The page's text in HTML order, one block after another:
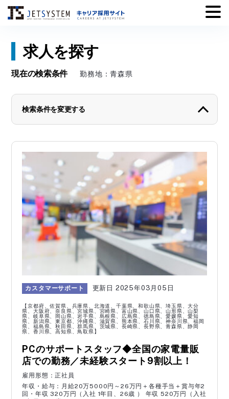
content
求人を探す
現在の検索条件 勤務地：青森県
検索条件を変更する
北海道 青森県 岩手県
宮城県 秋田県
福島県 茨城県 栃木県
群馬県 埼玉県 千葉県
東京都 神奈川県 新潟県
富山県 石川県 福井県
岐阜県
愛知県 三重県
滋賀県 京都府 大阪府
兵庫県
鳥取県 島根県 岡山県
広島県
香川県 愛媛県 高知県
福岡県 佐賀県 長崎県
熊本県 大分県 宮崎県
カスタマーサポート 2025年03月05日
【京都府、佐賀県、兵庫県、北海道、千葉県、和歌山県、埼玉県、大分
県、大阪府、奈良県、宮城県、宮崎県、富山県、山口県、山形県、山梨
県、岐阜県、岡山県、岩手県、島根県、広島県、徳島県、愛媛県、愛知
県、新潟県、東京都、沖縄県、滋賀県、熊本県、石川県、神奈川県、福岡
県、福島県、秋田県、群馬県、茨城県、長崎県、長野県、青森県、静岡
県、香川県、高知県、鳥取県】
PCのサポートスタッフ◆全国の家電量販
店での勤務／未経験スタート9割以上！
雇用形態：正社員
年収・給与：月給20万5000円～26万円＋各種手当＋賞与年2
回・年収 320万円（入社 1年目、26歳 ） 年収 520万円（入社